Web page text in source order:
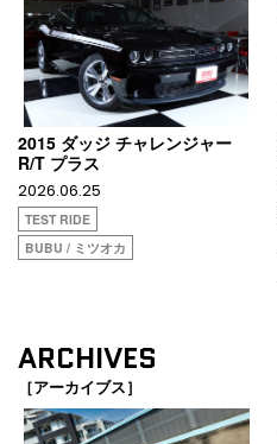
2015 ダッジ チャレンジャー
R/T プラス
2026.06.25
TEST RIDE
BUBU / ミツオカ
ARCHIVES
［アーカイブス］